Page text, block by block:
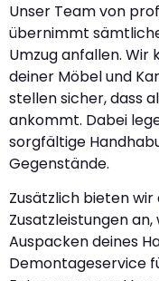
Unser Team von
übernimmt
Umzug anfallen.
deiner Möbel und
stellen sicher, dass
ankommt. Dabei
sorgfältige
Gegenstände.
Zusätzlich bieten
Zusatzleistungen
Auspacken deines
Demontageservice